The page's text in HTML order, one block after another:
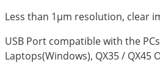
Less than 1μm resolution, clear
USB Port compatible with the
Laptops(Windows), QX35 / QX45